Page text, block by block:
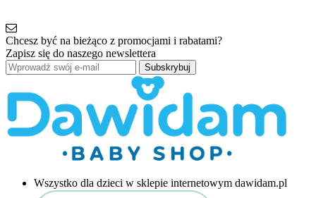
Chcesz być na bieżąco z promocjami i rabatami?
Zapisz się do naszego newslettera
Subskrybuj
Wszystko dla dzieci w sklepie internetowym dawidam.pl